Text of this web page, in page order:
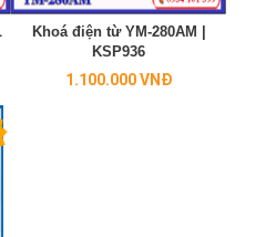
Khoá điện từ YM-280AM |
KSP936
1.100.000 VNĐ